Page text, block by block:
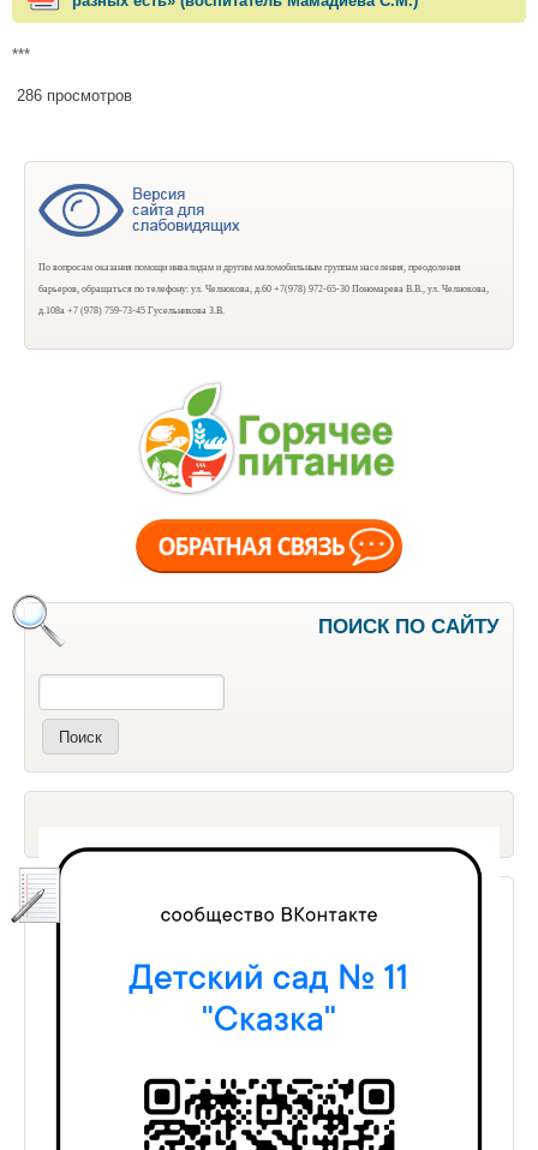
***
286 просмотров
По вопросам оказания помощи инвалидам и другим маломобильным группам населения, преодоления
барьеров, обращаться по телефону: ул. Челнокова, д.60 +7(978) 972-65-30 Пономарева В.В., ул. Челнокова,
д.108а +7 (978) 759-73-45 Гусельникова З.В.
ПОИСК ПО САЙТУ
Поиск